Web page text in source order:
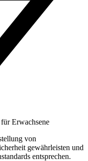
Erwachsene
von
gewährleisten und
entsprechen.